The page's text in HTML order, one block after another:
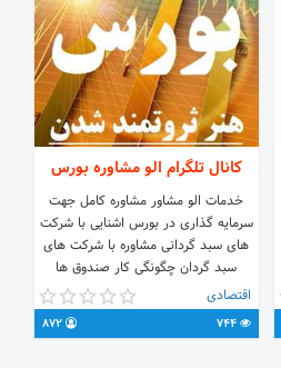
کانال تلگرام الو مشاوره بورس
خدمات الو مشاور مشاوره کامل جهت
سرمایه گذاری در بورس اشنایی با شرکت
های سبد گردانی مشاوره با شرکت های
سبد گردان چگونگی کار صندوق ها
اقتصادی
744
872